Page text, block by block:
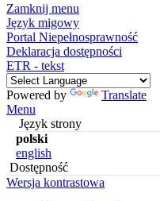
Zamknij menu
Język migowy
Portal Niepełnosprawność
Deklaracja dostępności
ETR - tekst
Powered by
Translate
Menu
Język strony
polski
english
Dostępność
Wersja kontrastowa